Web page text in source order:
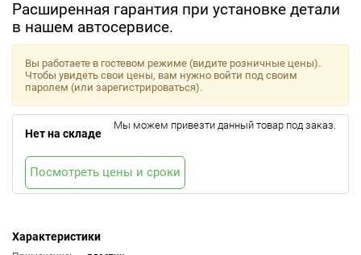
Расширенная гарантия при установке детали
в нашем автосервисе.
Характеристики
Вы работаете в гостевом режиме (видите розничные цены).
Чтобы увидеть свои цены, вам нужно войти под своим
паролем (или зарегистрироваться).
Нет на складе
Мы можем привезти данный товар под заказ.
Посмотреть цены и сроки